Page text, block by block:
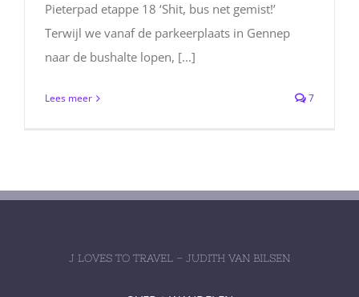
Pieterpad etappe 18 ‘Shit, bus net gemist!’
Terwijl we vanaf de parkeerplaats in Gennep
naar de bushalte lopen, [...]
Lees meer 7
J LOVES TO TRAVEL – JUDITH VAN BILSEN